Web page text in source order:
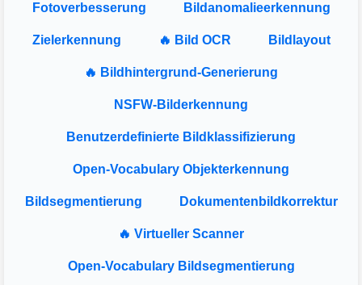
Fotoverbesserung Bildanomalieerkennung
Zielerkennung 🔥 Bild OCR Bildlayout
🔥 Bildhintergrund-Generierung
NSFW-Bilderkennung
Benutzerdefinierte Bildklassifizierung
Open-Vocabulary Objekterkennung
Bildsegmentierung Dokumentenbildkorrektur
🔥 Virtueller Scanner
Open-Vocabulary Bildsegmentierung